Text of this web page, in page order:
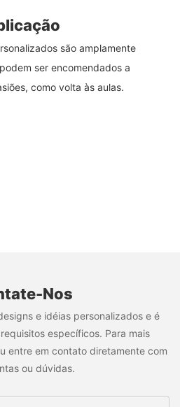
são amplamente
ser encomendados a
como volta às aulas.
Nos
e idéias personalizados e é
específicos. Para mais
entre em contato diretamente com
ou dúvidas.